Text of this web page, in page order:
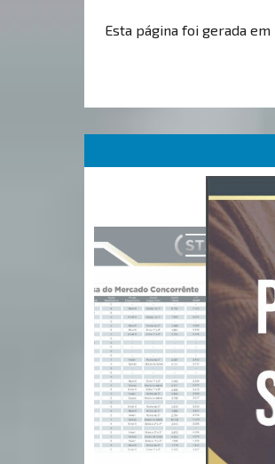
Esta página foi gerada